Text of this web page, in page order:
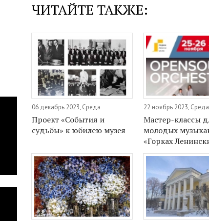
ЧИТАЙТЕ ТАКЖЕ:
06 декабрь 2023, Среда
Проект «События и
судьбы» к юбилею музея
22 ноябрь 2023, Среда
Мастер-классы
молодых
«Горках